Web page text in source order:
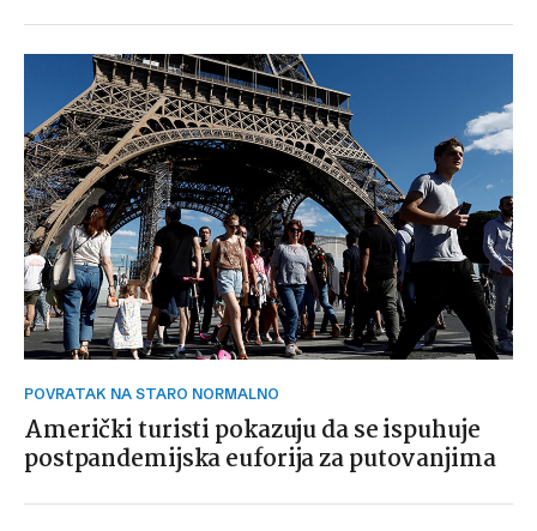
POVRATAK NA STARO NORMALNO
Američki turisti pokazuju da se ispuhuje
postpandemijska euforija za putovanjima